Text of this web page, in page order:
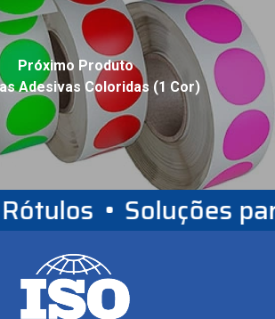
Próximo Produto
Adesivas Coloridas (1 Cor)
• Soluções